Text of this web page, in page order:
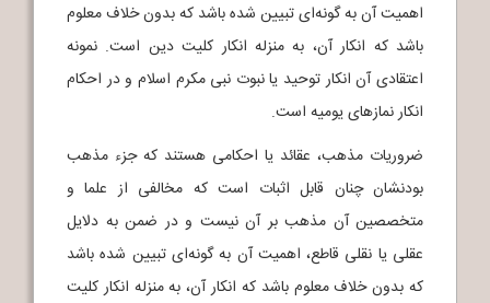
اهمیت آن به گونه‌ای تبیین شده باشد که بدون خلاف معلوم
باشد که انکار آن، به منزله انکار کلیت دین است. نمونه
اعتقادی آن انکار توحید یا نبوت نبی مکرم اسلام و در احکام
انکار نماز‌های یومیه است.
ضروریات مذهب، عقائد یا احکامی هستند که جزء مذهب
بودنشان چنان قابل اثبات است که مخالفی از علما و
متخصصین آن مذهب بر آن نیست و در ضمن به دلایل
عقلی یا نقلی قاطع، اهمیت آن به گونه‌ای تبیین شده باشد
که بدون خلاف معلوم باشد که انکار آن، به منزله انکار کلیت